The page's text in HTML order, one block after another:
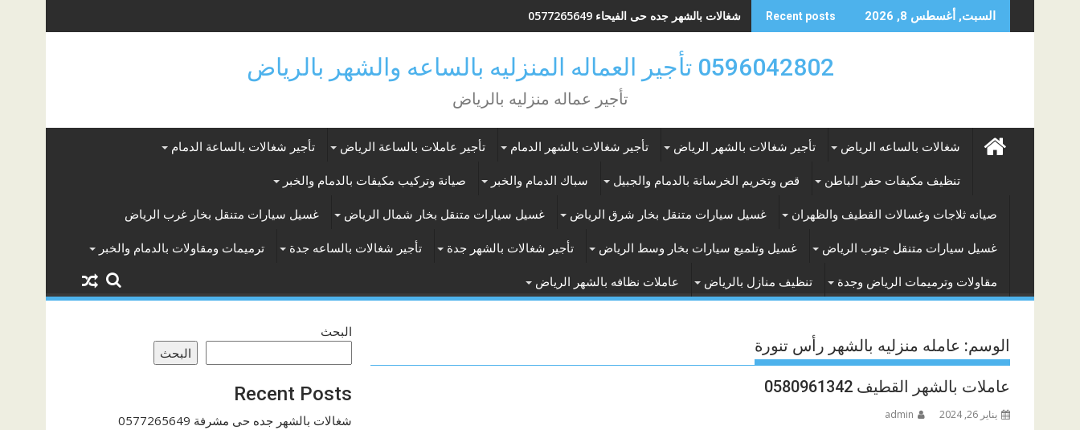
to
السبت, أغسطس 8, 2026 Recent posts شغالات بالشهر جده حى الفيحاء 0577265649
0596042802 تأجير العماله المنزليه بالساعه والشهر بالرياض
تأجير عماله منزليه بالرياض
شغالات بالساعه الرياض تأجير شغالات بالشهر الرياض تأجير شغالات بالشهر الدمام تأجير عاملات بالساعة الرياض تأجير شغالات بالساعة الدمام
تنظيف مكيفات حفر الباطن قص وتخريم الخرسانة بالدمام والجبيل سباك الدمام والخبر صيانة وتركيب مكيفات بالدمام والخبر
صيانه ثلاجات وغسالات القطيف والظهران غسيل سيارات متنقل بخار شرق الرياض غسيل سيارات متنقل بخار شمال الرياض غسيل سيارات متنقل بخار غرب الرياض
غسيل سيارات متنقل جنوب الرياض غسيل وتلميع سيارات بخار وسط الرياض تأجير شغالات بالشهر جدة تأجير شغالات بالساعه جدة ترميمات ومقاولات بالدمام والخبر
مقاولات وترميمات الرياض وجدة تنظيف منازل بالرياض عاملات نظافه بالشهر الرياض
الوسم: عامله منزليه بالشهر رأس تنورة
عاملات بالشهر القطيف 0580961342
يناير 26, 2024 admin
البحث
البحث
Recent Posts
شغالات بالشهر جده حى مشرفة 0577265649